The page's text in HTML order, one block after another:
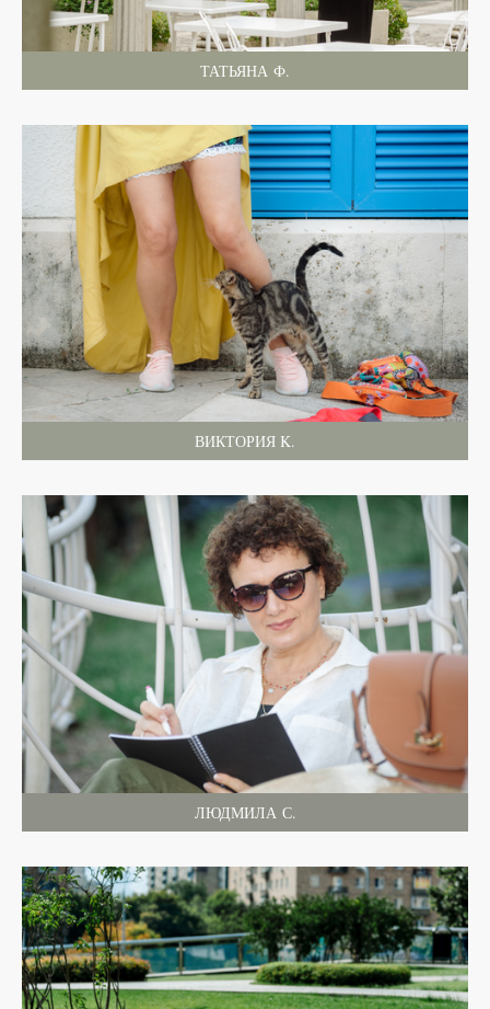
ТАТЬЯНА Ф.
ВИКТОРИЯ K.
ЛЮДМИЛА С.